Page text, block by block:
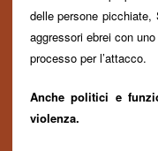
delle persone
aggressori ebrei con
processo per l’attacco.
Anche politici e
violenza.